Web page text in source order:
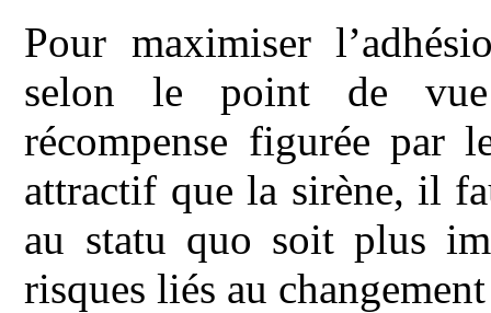
Pour maximiser
selon le point de
récompense figurée par
attractif que la sirène, il
au statu quo soit plus
risques liés au